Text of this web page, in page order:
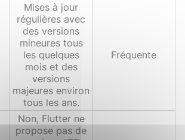
Mises à jour
régulières avec
des versions
mineures tous
les quelques
mois et des
versions
majeures environ
tous les ans.
Fréquente
Non, Flutter ne
propose pas de